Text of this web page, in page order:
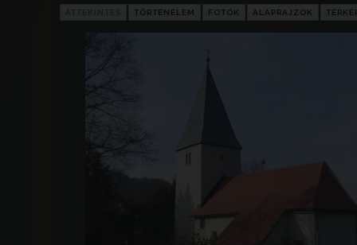
TÖRTÉNELEM FOTÓK ALAPRAJZOK